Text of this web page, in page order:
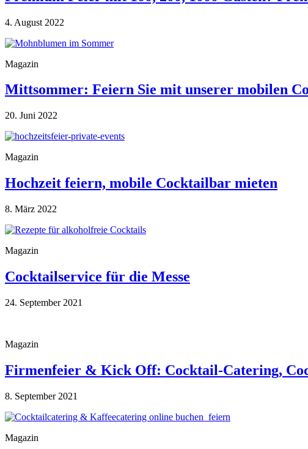
4. August 2022
Magazin
Mittsommer: Feiern Sie mit unserer mobilen
20. Juni 2022
Magazin
Hochzeit feiern, mobile Cocktailbar mieten
8. März 2022
Magazin
Cocktailservice für die Messe
24. September 2021
Magazin
Firmenfeier & Kick Off: Cocktail-Catering,
8. September 2021
Magazin